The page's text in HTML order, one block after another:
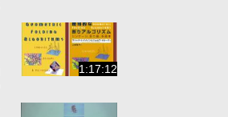
1:17:12